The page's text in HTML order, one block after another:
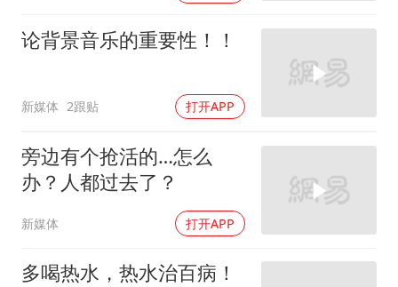
论背景音乐的重要性！！
新媒体 2跟贴 打开APP
旁边有个抢活的…怎么
办？人都过去了？
新媒体 打开APP
多喝热水，热水治百病！